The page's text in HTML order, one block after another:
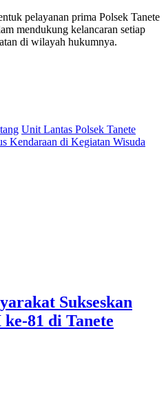
pelayanan prima Polsek Tanete
mendukung kelancaran setiap
di wilayah hukumnya.
Unit Lantas Polsek Tanete
Kendaraan di Kegiatan Wisuda
Sukseskan
81 di Tanete